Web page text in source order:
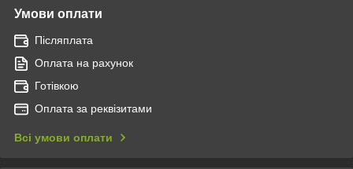
Умови оплати
Післяплата
Оплата на рахунок
Готівкою
Оплата за реквізитами
Всі умови оплати